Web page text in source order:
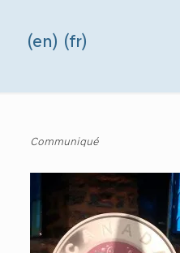
(en) (fr)
Communiqué